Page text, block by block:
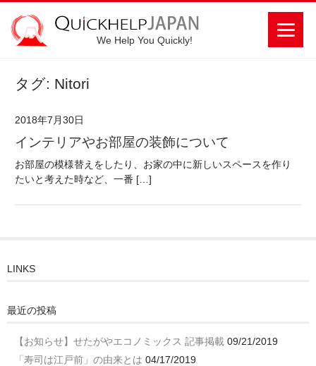
We Help You Quickly!
タグ: Nitori
2018年7月30日
インテリアやお部屋の装飾について
お部屋の模様替えをしたり、お家の中に新しいスペースを作り
たいと考えた時など、一番 […]
LINKS
最近の投稿
【お知らせ】せたがやエコノミックス 記事掲載 09/21/2019
「寿司は江戸前」の由来とは 04/17/2019